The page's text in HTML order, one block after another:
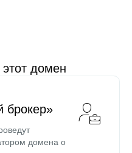
этот домен
брокер»
домена о